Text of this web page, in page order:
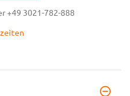
+49 3021-782-888